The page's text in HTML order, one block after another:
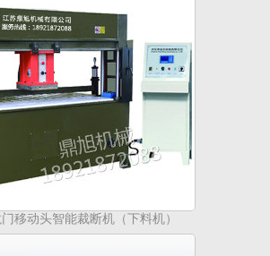
移动头智能裁断机（下料机）